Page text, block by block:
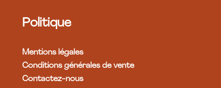
Politique
Mentions légales
Conditions générales de vente
Contactez-nous